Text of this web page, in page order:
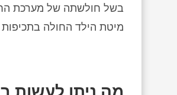
בשל חולשתה של מערכת
מיטת הילד החולה